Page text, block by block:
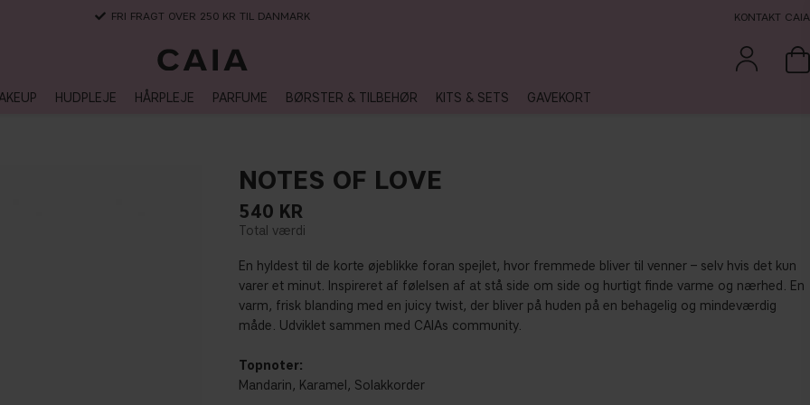
FRI FRAGT OVER 250 KR TIL DANMARK KONTAKT CAIA
HUDPLEJE HÅRPLEJE PARFUME BØRSTER & TILBEHØR KITS & SETS GAVEKORT
NOTES OF LOVE
540 KR
En hyldest til de korte øjeblikke foran spejlet, hvor fremmede bliver til venner – selv hvis det kun
varer et minut. Inspireret af følelsen af at stå side om side og hurtigt finde varme og nærhed. En
varm, frisk blanding med en juicy twist, der bliver på huden på en behagelig og mindeværdig
måde. Udviklet sammen med CAIAs community.
Topnoter:
Mandarin, Karamel, Solakkorder